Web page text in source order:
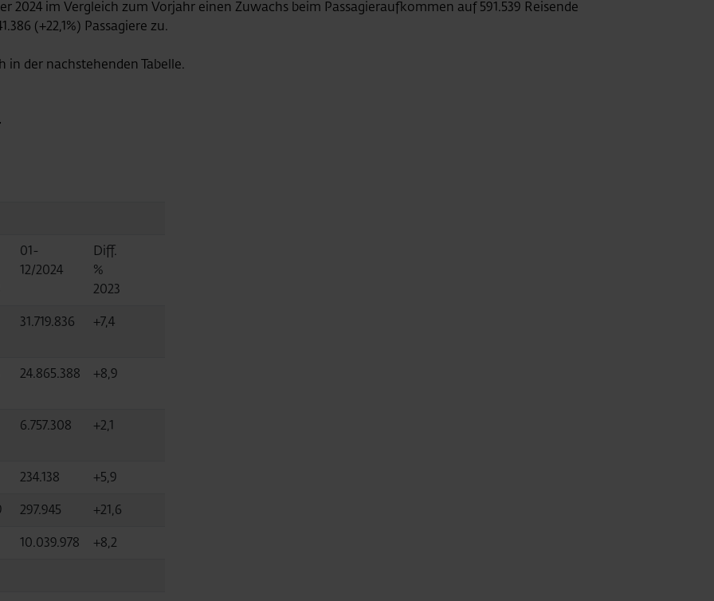
2024 im Vergleich zum Vorjahr einen Zuwachs beim Passagieraufkommen auf 591.539 Reisende
(+22,1%) Passagiere zu.
in der nachstehenden Tabelle.
01-
12/2024
Diff.
%
2023
31.719.836 +7,4
24.865.388 +8,9
6.757.308 +2,1
234.138
+5,9
297.945
+21,6
10.039.978 +8,2